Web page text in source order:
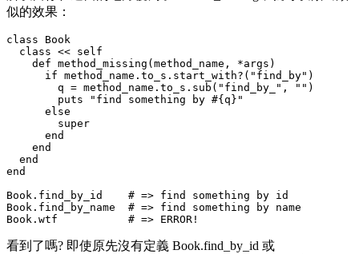
似的效果：
class Book
  class << self
    def method_missing(method_name, *args)
      if method_name.to_s.start_with?("find_by")
        q = method_name.to_s.sub("find_by_", "")
        puts "find something by #{q}"
      else
        super
      end
    end
  end
end
Book.find_by_id    # => find something by id
Book.find_by_name  # => find something by name
看到了嗎? 即使原先沒有定義 Book.find_by_id 或